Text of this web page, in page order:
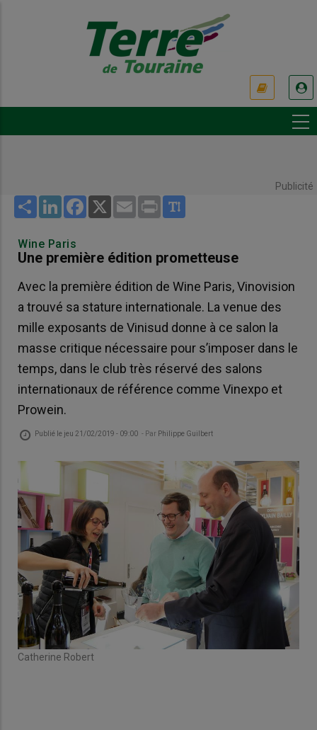
Publicité
Share LinkedInFacebook
X Email Print
Wine Paris
Une première édition prometteuse
Avec la première édition de Wine Paris, Vinovision
a trouvé sa stature internationale. La venue des
mille exposants de Vinisud donne à ce salon la
masse critique nécessaire pour s’imposer dans le
temps, dans le club très réservé des salons
internationaux de référence comme Vinexpo et
Prowein.
Publié le jeu 21/02/2019 - 09:00 - Par Philippe Guilbert
Catherine Robert